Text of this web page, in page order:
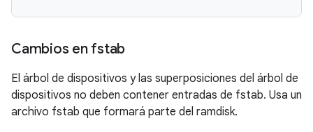
Cambios en fstab
El árbol de dispositivos y las superposiciones del árbol de
dispositivos no deben contener entradas de fstab. Usa un
archivo fstab que formará parte del ramdisk.